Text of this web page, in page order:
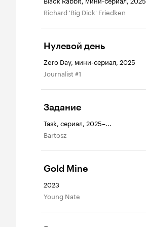
Richard 'Big Dick' Friedken
Нулевой день
Zero Day, мини-сериал, 2025
Journalist #1
Задание
Task, сериал, 2025–...
Bartosz
Gold Mine
2023
Young Nate